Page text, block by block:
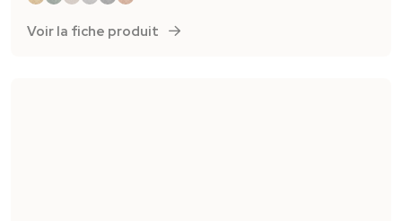
Voir la fiche produit